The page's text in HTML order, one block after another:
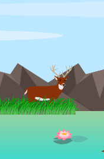
Digitális
Divat-,
(Divattervező)
Divat-,
(Divattervező)